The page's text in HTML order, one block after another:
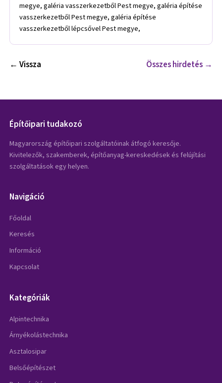
megye, galéria vasszerkezetből Pest megye, galéria építése
vasszerkezetből Pest megye, galéria építése
vasszerkezetből lépcsővel Pest megye,
← Vissza Összes hirdetés →
Építőipari tudakozó
Magyarország építőipari szolgáltatóinak átfogó keresője.
Kivitelezők, szakemberek, építőanyag-kereskedések és felújítási
szolgáltatások egy helyen.
Navigáció
Főoldal
Keresés
Információ
Kapcsolat
Kategóriák
Alpintechnika
Árnyékolástechnika
Asztalosipar
Belsőépítészet